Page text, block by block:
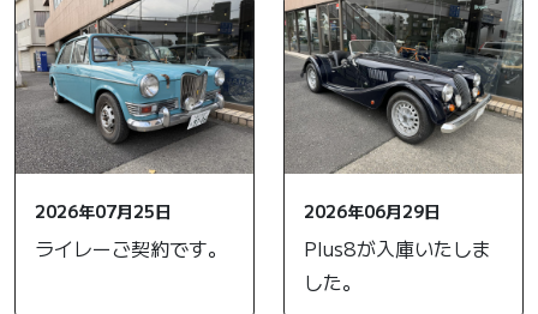
2026年07月25日
ライレーご契約です。
2026年06月29日
Plus8が入庫いたしま
した。